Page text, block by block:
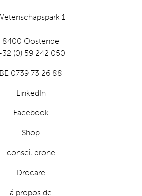
1
8400 Oostende
(0) 59 242 050
BE 0739 73 26 88
LinkedIn
Facebook
Shop
conseil drone
Drocare
á propos de